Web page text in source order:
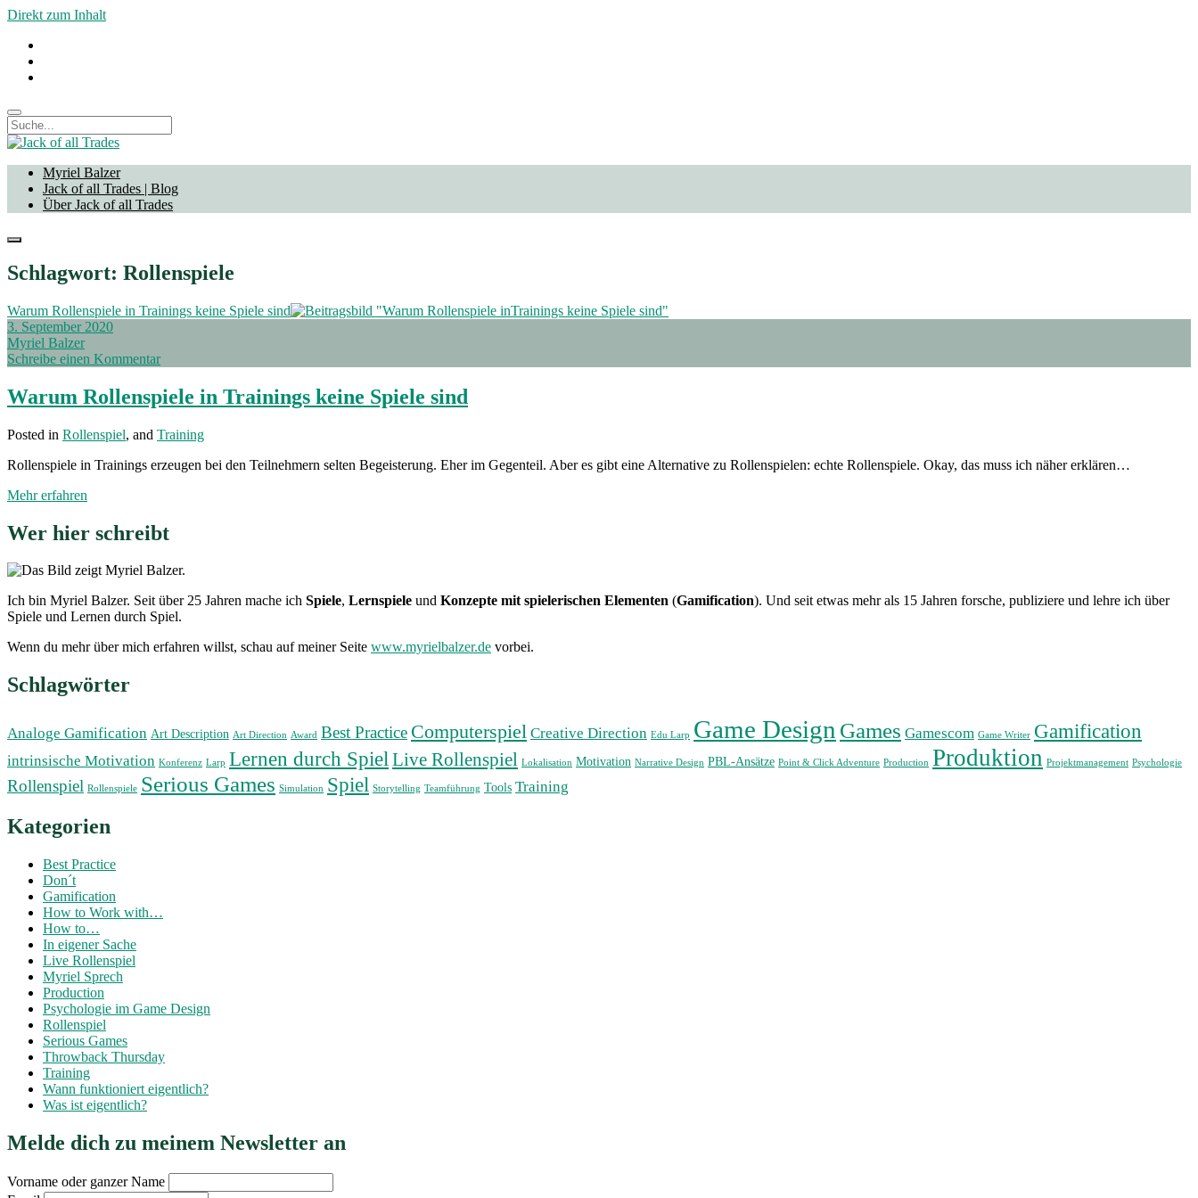
Direkt zum Inhalt
Suche
Jack
Trades
Myriel Balzer
Jack of all Trades | Blog
Über Jack of all Trades
open
Schlagwort: Rollenspiele
Warum Rollenspiele in Trainings keine Spiele sind
3. September 2020
Myriel Balzer
Schreibe einen Kommentar
Warum Rollenspiele in Trainings keine Spiele sind
Posted in Rollenspiel, and Training
Rollenspiele in Trainings erzeugen bei den Teilnehmern selten Begeisterung. Eher im Gegenteil. Aber es gibt eine Alternative zu Rollenspielen: echte Rollenspiele. Okay, das muss ich näher erklären…
Mehr erfahren
Trainings
Spiele
Sidebar
Wer hier schreibt
Ich bin Myriel Balzer. Seit über 25 Jahren mache ich Spiele, Lernspiele und Konzepte mit spielerischen Elementen (Gamification). Und seit etwas mehr als 15 Jahren forsche, publiziere und lehre ich über
Spiele und Lernen durch Spiel.
Wenn du mehr über mich erfahren willst, schau auf meiner Seite www.myrielbalzer.de vorbei.
Schlagwörter
Analoge Gamification Art Description Art Direction Award Best Practice Computerspiel Creative Direction Edu Larp Game Design Games Gamescom Game Writer Gamification
intrinsische Motivation Konferenz Larp Lernen durch SpielLive Rollenspiel Lokalisation Motivation Narrative Design PBL-Ansätze Point & Click Adventure Production Produktion Projektmanagement Psychologie
Rollenspiel Rollenspiele Serious Games Simulation Spiel Storytelling Teamführung Tools Training
Kategorien
Best Practice
Don´t
Gamification
How to Work with…
How to…
In eigener Sache
Live Rollenspiel
Myriel Sprech
Production
Psychologie im Game Design
Rollenspiel
Serious Games
Throwback Thursday
Training
Wann funktioniert eigentlich?
Was ist eigentlich?
Melde dich zu meinem Newsletter an
Vorname oder ganzer Name